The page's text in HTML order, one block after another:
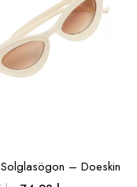
– Doeskin